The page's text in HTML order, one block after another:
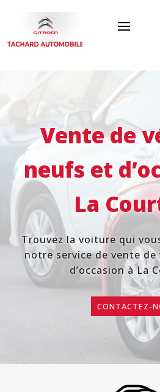
Vente de
neufs et
La
Trouvez la voiture qui
notre service de vente de
d’occasion àLa
CONTACTEZ-